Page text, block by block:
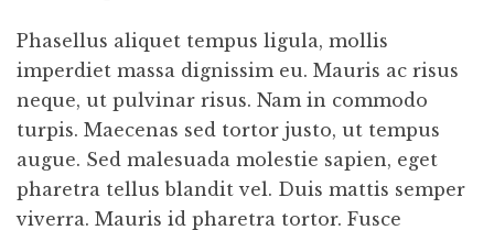
Phasellus aliquet tempus ligula, mollis
imperdiet massa dignissim eu. Mauris ac risus
neque, ut pulvinar risus. Nam in commodo
turpis. Maecenas sed tortor justo, ut tempus
augue. Sed malesuada molestie sapien, eget
pharetra tellus blandit vel. Duis mattis semper
viverra. Mauris id pharetra tortor. Fusce